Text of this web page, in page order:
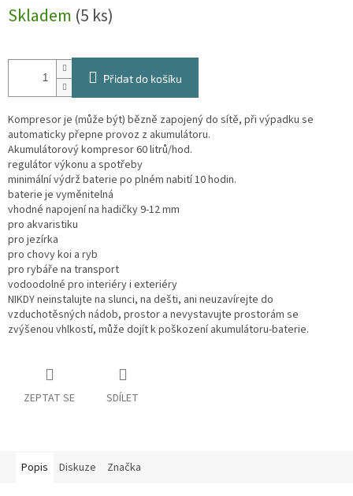
cena:
Skladem (5 ks)
Přidat do košíku
Kompresor je (může být) bězně zapojený do sítě, při výpadku se
automaticky přepne provoz z akumulátoru.
Akumulátorový kompresor 60 litrů/hod.
regulátor výkonu a spotřeby
minimální výdrž baterie po plném nabití 10 hodin.
baterie je vyměnitelná
vhodné napojení na hadičky 9-12 mm
pro akvaristiku
pro jezírka
pro chovy koi a ryb
pro rybáře na transport
vodoodolné pro interiéry i exteriéry
NIKDY neinstalujte na slunci, na dešti, ani neuzavírejte do
vzduchotěsných nádob, prostor a nevystavujte prostorám se
zvýšenou vhlkostí, může dojít k poškození akumulátoru-baterie.
ZEPTAT SE SDÍLET
Popis Diskuze Značka